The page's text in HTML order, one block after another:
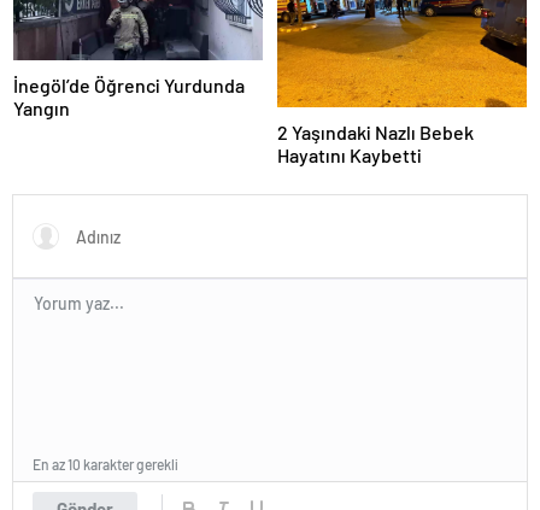
İnegöl’de Öğrenci Yurdunda
Yangın
2 Yaşındaki Nazlı Bebek
Hayatını Kaybetti
En az 10 karakter gerekli